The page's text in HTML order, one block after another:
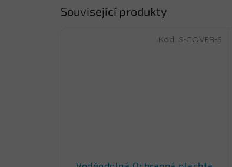
Související produkty
Kód: S-COVER-S